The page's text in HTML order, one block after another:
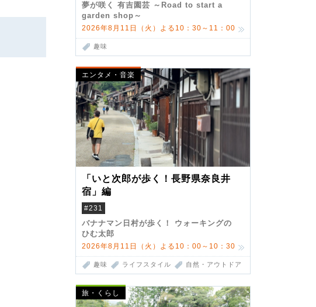
夢が咲く 有吉園芸 ～Road to start a
garden shop～
2026年8月11日（火）よる10：30～11：00
趣味
エンタメ・音楽
「いと次郎が歩く！長野県奈良井
宿」編
#231
バナナマン日村が歩く！ ウォーキングの
ひむ太郎
2026年8月11日（火）よる10：00～10：30
趣味 ライフスタイル 自然・アウトドア
旅・くらし